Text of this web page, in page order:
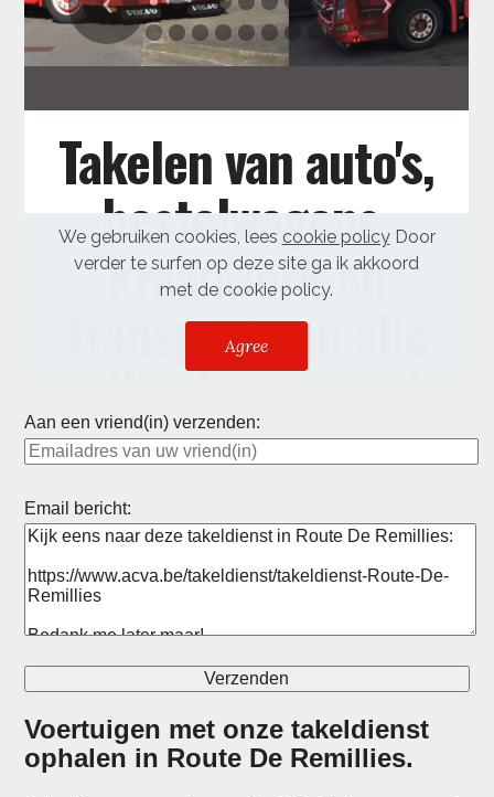
Aan een vriend(in) verzenden:
Email bericht:
Voertuigen met onze takeldienst
ophalen in Route De Remillies.